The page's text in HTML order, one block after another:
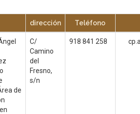
dirección Teléfono
de
C/
Camino
del
Fresno,
s/n
918 841 258